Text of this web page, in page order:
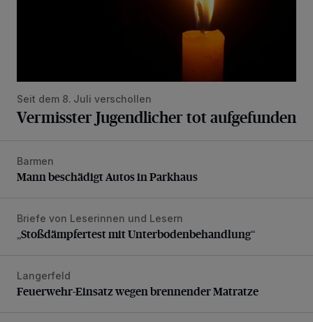
Seit dem 8. Juli verschollen
Vermisster Jugendlicher tot aufgefunden
Mann beschädigt Autos in Parkhaus
Barmen
Mann beschädigt Autos in Parkhaus
„Stoßdämpfertest mit Unterbodenbehandlung“
Briefe von Leserinnen und Lesern
„Stoßdämpfertest mit Unterbodenbehandlung“
Feuerwehr-Einsatz wegen brennender Matratze
Langerfeld
Feuerwehr-Einsatz wegen brennender Matratze